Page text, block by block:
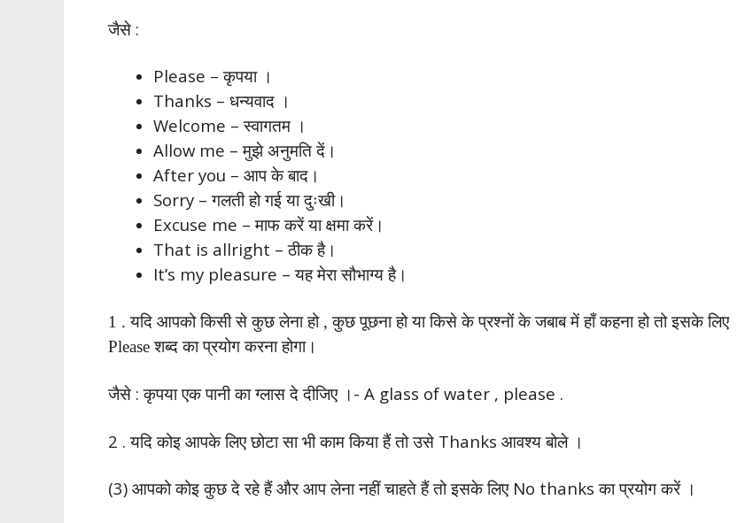
जैसे :
Please – कृपया ।
Thanks – धन्यवाद ।
Welcome – स्वागतम ।
Allow me – मुझे अनुमति दें।
After you – आप के बाद।
Sorry – गलती हो गई या दुःखी।
Excuse me – माफ करें या क्षमा करें।
That is allright – ठीक है।
It’s my pleasure – यह मेरा सौभाग्य है।
1 . यदि आपको किसी से कुछ लेना हो , कुछ पूछना हो या किसे के प्रश्नों के जबाब में हाँ कहना हो तो इसके लिए
Please शब्द का प्रयोग करना होगा।
जैसे :कृपया एक पानी का ग्लास दे दीजिए ।- A glass of water , please .
2 . यदि कोइ आपके लिए छोटा सा भी काम किया हैं तो उसे Thanks आवश्य बोले ।
(3) आपको कोइ कुछ दे रहे हैं और आप लेना नहीं चाहते हैं तो इसके लिए No thanks का प्रयोग करें ।